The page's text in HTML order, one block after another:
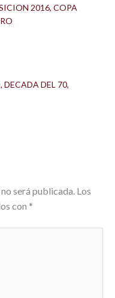
2016, COPA
, DECADA DEL 70,
será publicada. Los
con *